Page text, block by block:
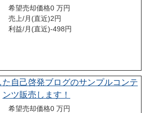
希望売却価格0 万円
売上/月(直近)2円
利益/月(直近)-498円
自己啓発ブログのサンプルコンテ
ンツ販売します！
希望売却価格0 万円